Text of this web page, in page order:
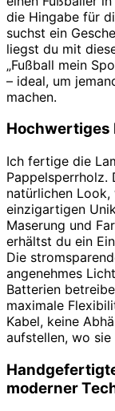
die Hingabe für
suchst ein
liegst du mit
„Fußball mein
– ideal, um
machen.
Hochwertiges
Ich fertige die
Pappelsperrholz.
natürlichen
einzigartigen
Maserung und
erhältst du ein
Die
angenehmes
Batterien
maximale
Kabel, keine
aufstellen, wo
moderner